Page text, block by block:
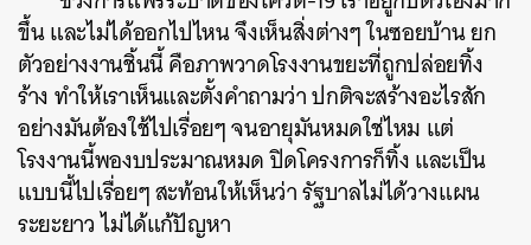
ขึ้น และไม่ได้ออกไปไหน จึงเห็นสิ่งต่างๆ ในซอยบ้าน ยก
ตัวอย่างงานชิ้นนี้ คือภาพวาดโรงงานขยะที่ถูกปล่อยทิ้ง
ร้าง ทำให้เราเห็นและตั้งคำถามว่า ปกติจะสร้างอะไรสัก
อย่างมันต้องใช้ไปเรื่อยๆ จนอายุมันหมดใช่ไหม แต่
โรงงานนี้พองบประมาณหมด ปิดโครงการก็ทิ้ง และเป็น
แบบนี้ไปเรื่อยๆ สะท้อนให้เห็นว่า รัฐบาลไม่ได้วางแผน
ระยะยาว ไม่ได้แก้ปัญหา